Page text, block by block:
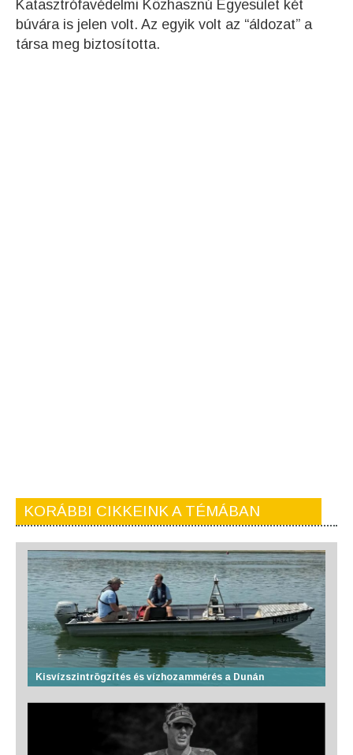
Katasztrófavédelmi Közhasznú Egyesület két
búvára is jelen volt. Az egyik volt az “áldozat” a
társa meg biztosította.
KORÁBBI CIKKEINK A TÉMÁBAN
Kisvízszintrögzítés és vízhozammérés a Dunán